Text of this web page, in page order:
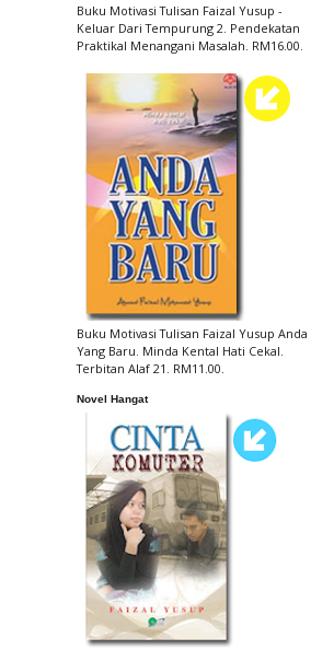
Buku Motivasi Tulisan Faizal Yusup -
Keluar Dari Tempurung 2. Pendekatan
Praktikal Menangani Masalah. RM16.00.
Buku Motivasi Tulisan Faizal Yusup Anda
Yang Baru. Minda Kental Hati Cekal.
Terbitan Alaf 21. RM11.00.
Novel Hangat